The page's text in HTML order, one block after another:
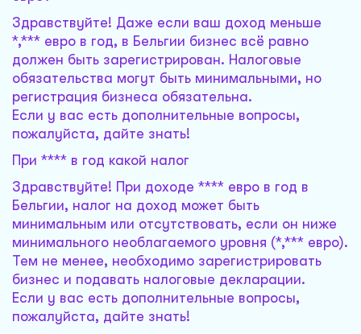
Здравствуйте! Даже если ваш доход меньше
*,*** евро в год, в Бельгии бизнес всё равно
должен быть зарегистрирован. Налоговые
обязательства могут быть минимальными, но
регистрация бизнеса обязательна.
Если у вас есть дополнительные вопросы,
пожалуйста, дайте знать!
При **** в год какой налог
Здравствуйте! При доходе **** евро в год в
Бельгии, налог на доход может быть
минимальным или отсутствовать, если он ниже
минимального необлагаемого уровня (*,*** евро).
Тем не менее, необходимо зарегистрировать
бизнес и подавать налоговые декларации.
Если у вас есть дополнительные вопросы,
пожалуйста, дайте знать!